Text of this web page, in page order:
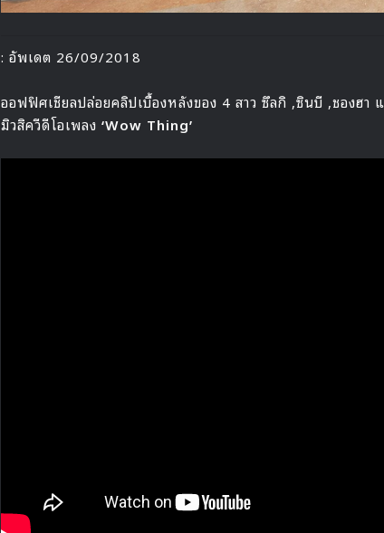
: อัพเดต 26/09/2018
ออฟฟิศเชียลปล่อยคลิปเบื้องหลังของ 4 สาว ซึลกิ ,ซินบี ,ชองฮา
มิวสิควีดีโอเพลง ‘Wow Thing’